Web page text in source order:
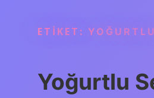
ETIKET:
Yoğurtlu